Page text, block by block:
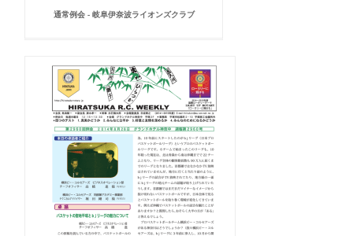
通常例会 - 岐阜伊奈波ライオンズクラブ